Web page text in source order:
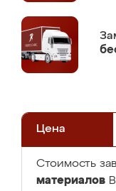
Цена
Стоимость
материалов